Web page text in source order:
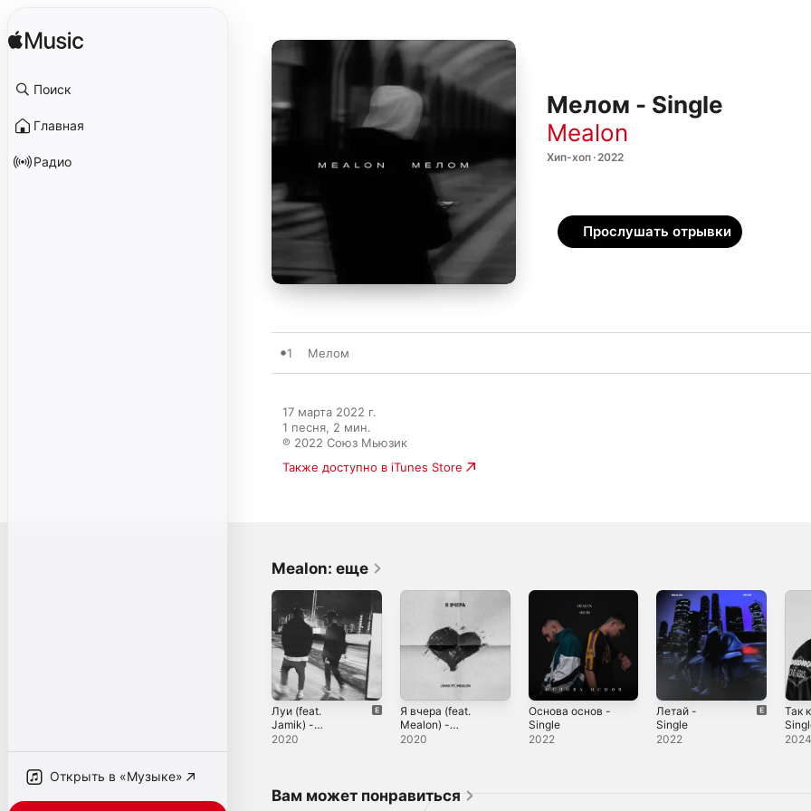
Поиск
Главная
Радио
Открыть в «Музыке»
Мелом - Single
Mealon
Хип-хоп · 2022
Прослушать отрывки
1 Мелом
17 марта 2022 г.
1 песня, 2 мин.
℗ 2022 Союз Мьюзик
Также доступно в iTunes Store
Mealon: еще
Луи (feat.
Jamik) -
Single
2020
Я вчера (feat.
Mealon) -
Single
2020
Основа основ -
Single
2022
Летай -
Single
2022
Так
Вам может понравиться